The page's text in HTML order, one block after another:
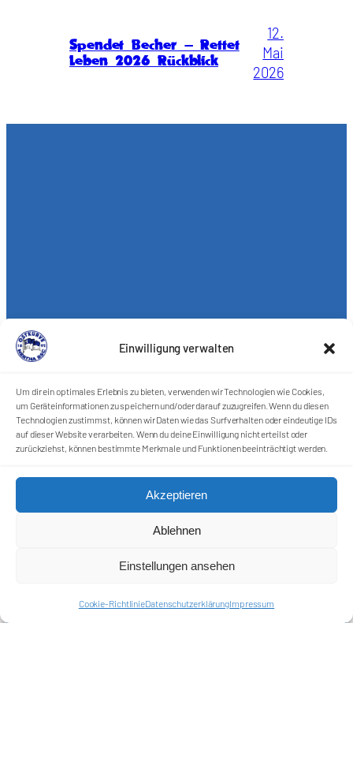
Einwilligung verwalten
Um dir ein optimales Erlebnis zu bieten, verwenden wir Technologien wie Cookies,
um Geräteinformationen zu speichern und/oder darauf zuzugreifen. Wenn du diesen
Technologien zustimmst, können wir Daten wie das Surfverhalten oder eindeutige IDs
auf dieser Website verarbeiten. Wenn du deine Einwilligung nicht erteilst oder
zurückziehst, können bestimmte Merkmale und Funktionen beeinträchtigt werden.
Akzeptieren
Ablehnen
Einstellungen ansehen
Cookie-RichtlinieDatenschutzerklärungImpressum
Spendet Becher – Rettet
Leben 2026 Rückblick
12.
Mai
2026